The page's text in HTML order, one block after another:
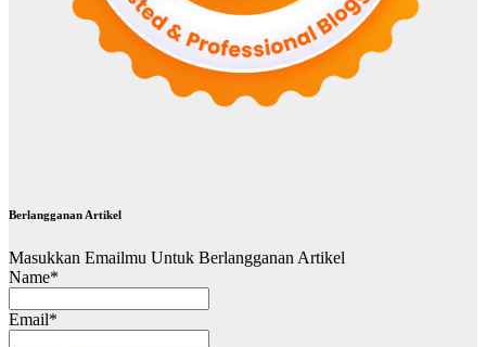
Berlangganan Artikel
Masukkan Emailmu Untuk Berlangganan Artikel
Name*
Email*